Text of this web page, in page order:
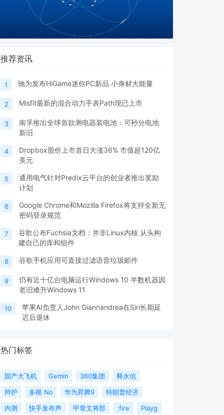
推荐资讯
1 驰为发布HiGame迷你PC新品 小身材大能量
2 Misfit最新的混合动力手表Path现已上市
3
南孚推出全球首款测电器装电池：可秒分电池
新旧
4
Dropbox股价上市首日大涨36% 市值超120亿
美元
5
通用电气针对Predix云平台的创业者推出奖励
计划
6
Google Chrome和Mozilla Firefox将支持全新无
密码登录规范
7
谷歌公布Fuchsia文档：并非Linux内核 从头构
建自己的库和组件
8 谷歌手机应用可直接过滤语音垃圾邮件
9
仍有近十亿台电脑运行Windows 10 半数机器因
老旧难升Windows 11
10
苹果AI负责人John Giannandrea在Siri长期延
迟后退休
热门标签
国产大飞机 Gemin 360集团
释永信
辩护
多模 No 华为昇腾9
特朗普经济
内测
快手发布声 甲骨文将部 :fire
Playg